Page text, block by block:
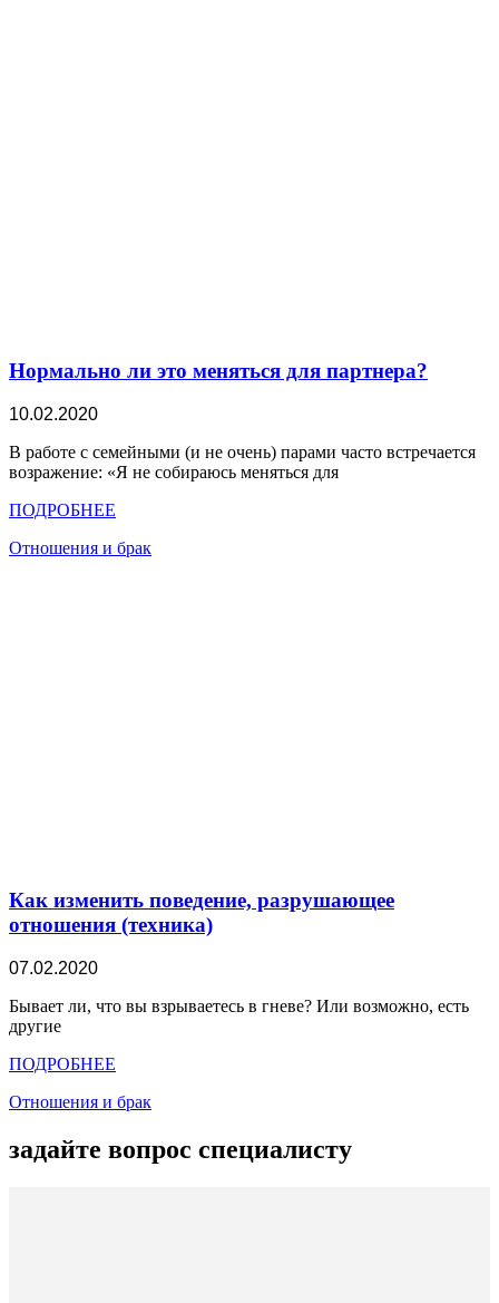
Нормально ли это меняться для партнера?
10.02.2020
В работе с семейными (и не очень) парами часто встречается
возражение: «Я не собираюсь меняться для
ПОДРОБНЕЕ
Отношения и брак
Как изменить поведение, разрушающее
отношения (техника)
07.02.2020
Бывает ли, что вы взрываетесь в гневе? Или возможно, есть
другие
ПОДРОБНЕЕ
Отношения и брак
задайте вопрос специалисту